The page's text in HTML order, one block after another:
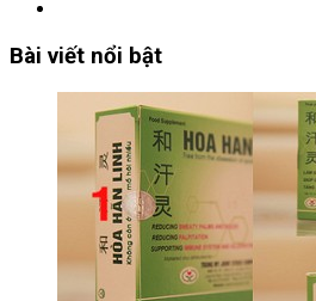
Bài viết nổi bật